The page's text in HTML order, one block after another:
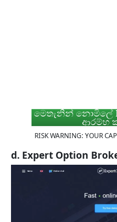
මෙතැනින් නොමිලේ
ආරම්භ
RISK WARNING: YOUR
d. Expert Option